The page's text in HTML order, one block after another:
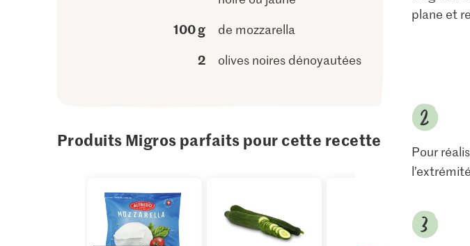
100 g de mozzarella
2 olives noires dénoyautées
Produits Migros parfaits pour cette recette
plane et
Pour